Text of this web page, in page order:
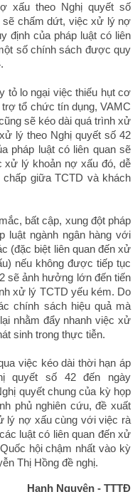
xấu theo Nghị quyết số
sẽ chấm dứt, việc xử lý nợ
định của pháp luật có liên
số chính sách được quy
tỏ lo ngại việc thiếu hụt cơ
tổ chức tín dụng, VAMC
sẽ kéo dài quá trình xử
lý theo Nghị quyết số 42
pháp luật có liên quan sẽ
xử lý khoản nợ xấu đó, dễ
giữa TCTD và khách
bất cập, xung đột pháp
luật ngành ngân hàng với
(đặc biệt liên quan đến xử
nếu không được tiếp tục
sẽ ảnh hưởng lớn đến tiến
xử lý TCTD yếu kém. Do
chính sách hiệu quả mà
nhằm đẩy nhanh việc xử
sinh trong thực tiễn.
việc kéo dài thời hạn áp
quyết số 42 đến ngày
quyết chung của kỳ họp
phủ nghiên cứu, đề xuất
lý nợ xấu cùng với việc rà
luật có liên quan đến xử
hội chậm nhất vào kỳ
Thị Hồng đề nghị.
Hạnh Nguyên - TTTĐ